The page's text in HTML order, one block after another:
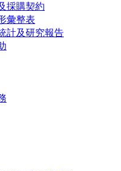
採購契約
彙整表
計及研究報告